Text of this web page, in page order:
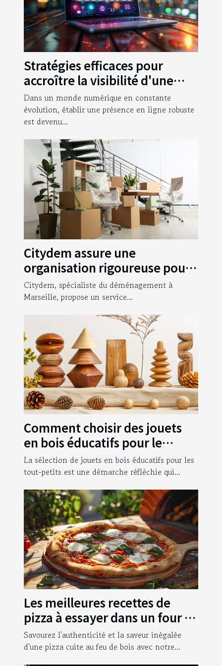
Stratégies efficaces pour
accroître la visibilité d'une
entreprise en ligne
Dans un monde numérique en constante
évolution, établir une présence en ligne robuste
est devenu...
Citydem assure une
organisation rigoureuse pour
votre déménagement
d’entreprise à Marseille !
Citydem, spécialiste du déménagement à
Marseille, propose un service...
Comment choisir des jouets
en bois éducatifs pour le
développement des tout-
petits
La sélection de jouets en bois éducatifs pour les
tout-petits est une démarche réfléchie qui...
Les meilleures recettes de
pizza à essayer dans un four à
bois
Savourez l'authenticité et la saveur inégalée
d'une pizza cuite au feu de bois avec notre...